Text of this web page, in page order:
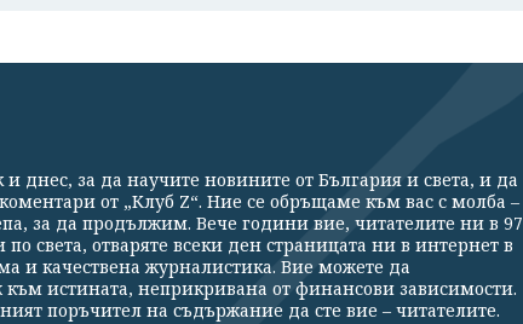
днес, за да научите новините от България и света, и да
от „Клуб Z“. Ние се обръщаме към вас с молба –
за да продължим. Вече години вие, читателите ни в 97
света, отваряте всеки ден страницата ни в интернет в
и качествена журналистика. Вие можете да
истината, неприкривана от финансови зависимости.
поръчител на съдържание да сте вие – читателите.